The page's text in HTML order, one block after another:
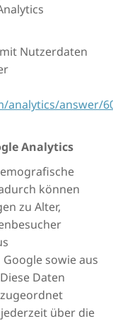
Nutzerdaten
answer/
Analytics
können
zu Alter,
sowie aus
Daten
über die